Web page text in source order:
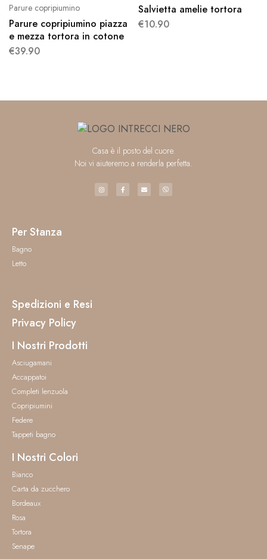
Parure copripiumino
Parure copripiumino piazza
e mezza tortora in cotone
€39.90
Salvietta amelie tortora
€10.90
Casa è il posto del cuore.
Noi vi aiuteremo a renderla perfetta.
Per Stanza
Bagno
Letto
Spedizioni e Resi
Privacy Policy
I Nostri Prodotti
Asciugamani
Accappatoi
Completi lenzuola
Copripiumini
Federe
Tappeti bagno
I Nostri Colori
Bianco
Carta da zucchero
Bordeaux
Rosa
Tortora
Senape